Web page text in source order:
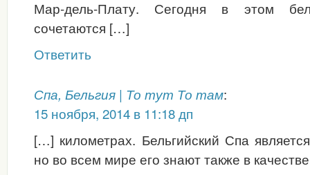
Мар-дель-Плату. Сегодня в этом
сочетаются […]
Ответить
Спа, Бельгия | То тут То там:
15 ноября, 2014 в 11:18 дп
[…] километрах. Бельгийский Спа
но во всем мире его знают также в